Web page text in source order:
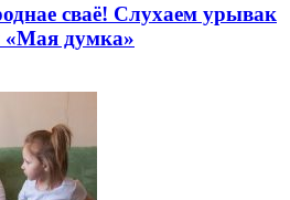
сваё! Слухаем урывак
думка»